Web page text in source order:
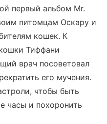
первый альбом Mr.
питомцам Оскару и
кошек. К
Тиффани
врач посоветовал
его мучения.
чтобы быть
часы и похоронить